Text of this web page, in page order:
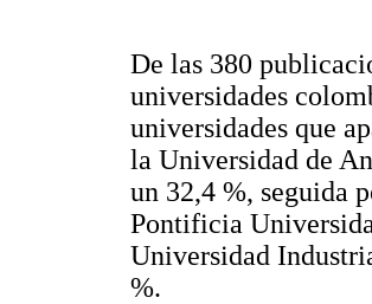
De las 380
universidades
universidades que
la Universidad de
un 32,4 %, seguida
Pontificia
Universidad
%.